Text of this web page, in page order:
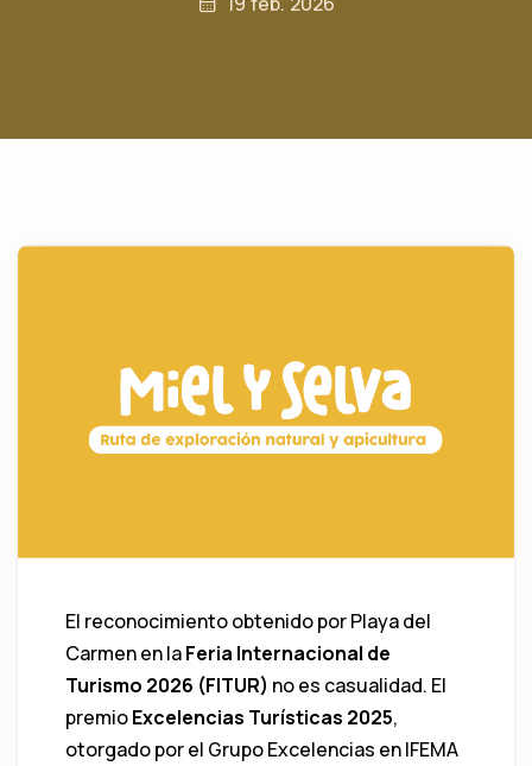
El reconocimiento obtenido por Playa del
Carmen en laFeria Internacional de
Turismo 2026 (FITUR) no es casualidad. El
premioExcelencias Turísticas 2025,
otorgado por el Grupo Excelencias enIFEMA